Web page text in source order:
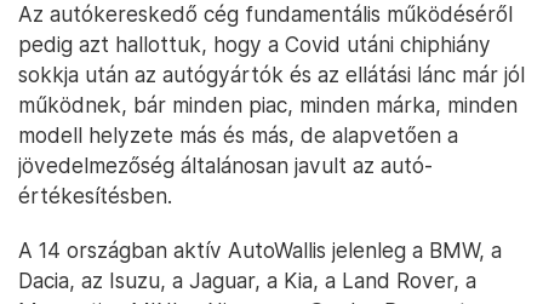
Az autókereskedő cég fundamentális működéséről
pedig azt hallottuk, hogy a Covid utáni chiphiány
sokkja után az autógyártók és az ellátási lánc már jól
működnek, bár minden piac, minden márka, minden
modell helyzete más és más, de alapvetően a
jövedelmezőség általánosan javult az autó-
értékesítésben.
A 14 országban aktív AutoWallis jelenleg a BMW, a
Dacia, az Isuzu, a Jaguar, a Kia, a Land Rover, a